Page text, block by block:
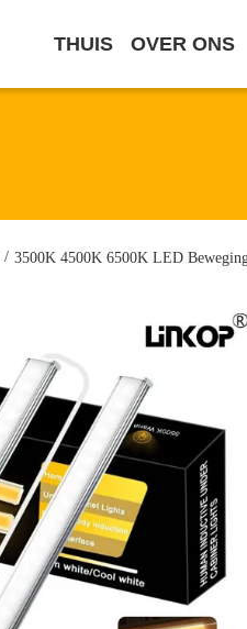
THUIS OVER ONS
/ 3500K 4500K 6500K LED